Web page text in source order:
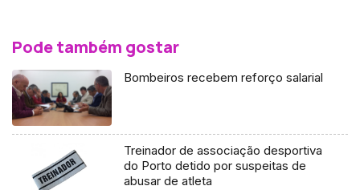
Pode também gostar
Bombeiros recebem reforço salarial
Treinador de associação desportiva
do Porto detido por suspeitas de
abusar de atleta